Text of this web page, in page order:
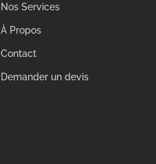
Nos Services
À Propos
Contact
Demander un devis